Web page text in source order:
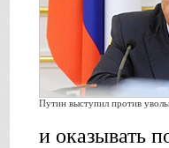
Путин выступил против
и оказывать